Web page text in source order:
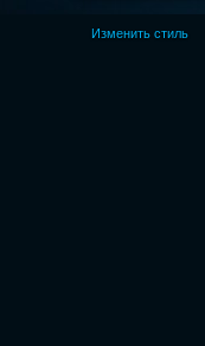
Изменить стиль